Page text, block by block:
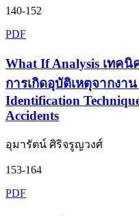
140-152
PDF
What If Analysis เทค
การเกิดอุบัติเหตุจากงา
Identification
Accidents
อุมารัตน์ ศิริจรูญวงศ์
153-164
PDF